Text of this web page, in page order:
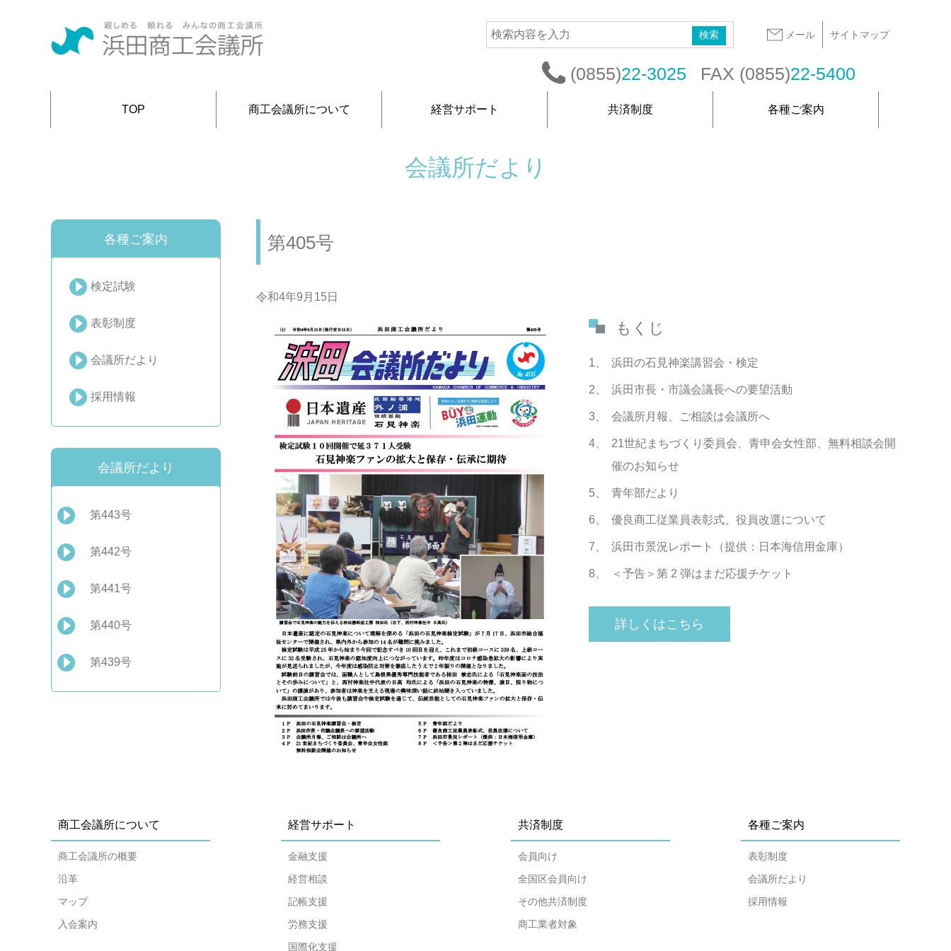
メール サイトマップ
(0855)22-3025 FAX (0855)22-5400
TOP 商工会議所について 経営サポート 共済制度 各種ご案内
会議所だより
各種ご案内
検定試験
表彰制度
会議所だより
採用情報
会議所だより
第443号
第442号
第441号
第440号
第439号
第405号
令和4年9月15日
もくじ
浜田の石見神楽講習会・検定
浜田市長・市議会議長への要望活動
会議所月報、ご相談は会議所へ
21世紀まちづくり委員会、青申会女性部、無料相談会開
催のお知らせ
青年部だより
優良商工従業員表彰式、役員改選について
浜田市景況レポート（提供：日本海信用金庫）
＜予告＞第 2 弾はまだ応援チケット
詳しくはこちら
商工会議所について
商工会議所の概要
沿革
マップ
入会案内
経営サポート
金融支援
経営相談
記帳支援
労務支援
国際化支援
共済制度
会員向け
全国区会員向け
その他共済制度
商工業者対象
各種ご案内
表彰制度
会議所だより
採用情報